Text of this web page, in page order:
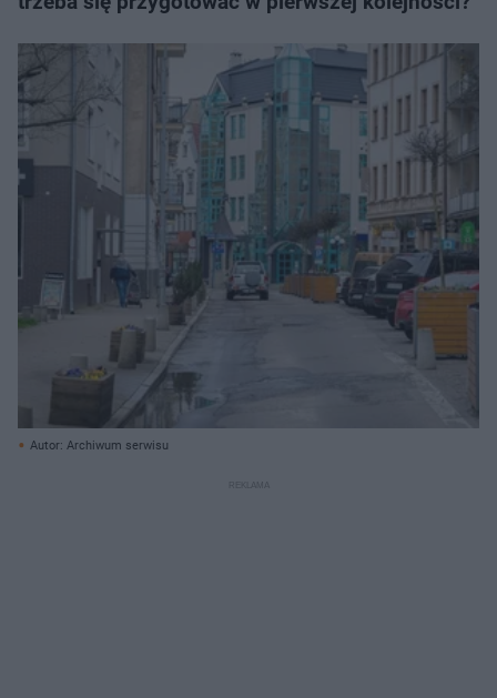
Autor: Archiwum serwisu